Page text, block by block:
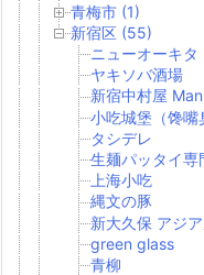
青梅市 (1)
新宿区 (55)
ニューオーキタ
ヤキソバ酒場
新宿中村屋
小吃城堡（馋嘴
タシデレ
生麺パッタイ専
上海小吃
縄文の豚
新大久保 アジ
green glass
青柳